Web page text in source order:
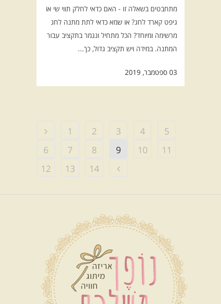
מתחבטים בשאלה זו - האם כדאי לחלק תווי שי או
גיפט קארד לחג? או שמא כדאי לתת מתנה לחג
מרשימה ומיוחד? הכל מתחיל ונגמר בתקציב עבור
המתנה. במידה ויש תקציב גדול, כך...
03 ספטמבר, 2019
1 2 3 4
5
6
7 8 9 10
11
12
13 14